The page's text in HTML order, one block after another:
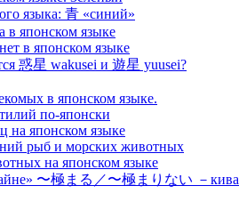
языка: 青 «синий»
в японском языке
в японском языке
惑星 wakusei и 遊星 yuusei?
в японском языке.
по-японски
на японском языке
рыб и морских животных
на японском языке
〜極まる／〜極まりない －